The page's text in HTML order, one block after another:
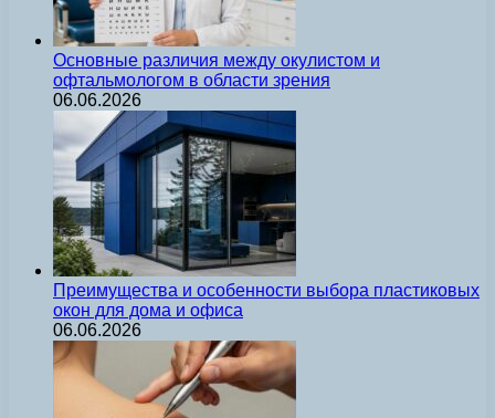
Основные различия между окулистом и
офтальмологом в области зрения
06.06.2026
Преимущества и особенности выбора пластиковых
окон для дома и офиса
06.06.2026